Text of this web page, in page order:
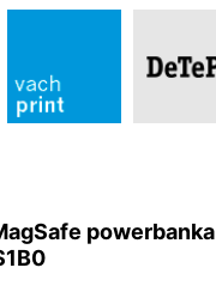
powerbanka